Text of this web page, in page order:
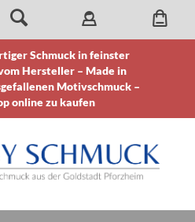
Schmuck in feinster
Hersteller – Made in
Motivschmuck –
online zu kaufen